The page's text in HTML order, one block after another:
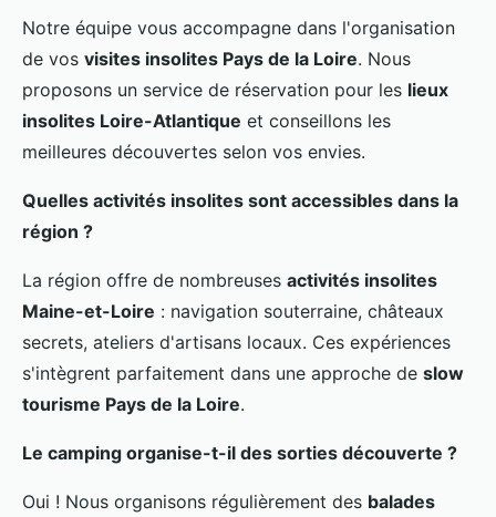
Notre équipe vous accompagne dans l'organisation
de vos visites insolites Pays de la Loire. Nous
proposons un service de réservation pour les lieux
insolites Loire-Atlantique et conseillons les
meilleures découvertes selon vos envies.
Quelles activités insolites sont accessibles dans la
région ?
La région offre de nombreuses activités insolites
Maine-et-Loire : navigation souterraine, châteaux
secrets, ateliers d'artisans locaux. Ces expériences
s'intègrent parfaitement dans une approche de slow
tourisme Pays de la Loire.
Le camping organise-t-il des sorties découverte ?
Oui ! Nous organisons régulièrement des balades